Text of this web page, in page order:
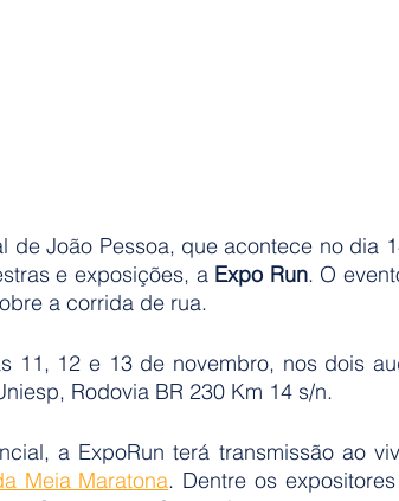
de João Pessoa, que acontece no dia
e exposições, a Expo Run. O
a corrida de rua.
11, 12 e 13 de novembro, nos dois
Rodovia BR 230 Km 14 s/n.
a ExpoRun terá transmissão ao
Meia Maratona. Dentre os